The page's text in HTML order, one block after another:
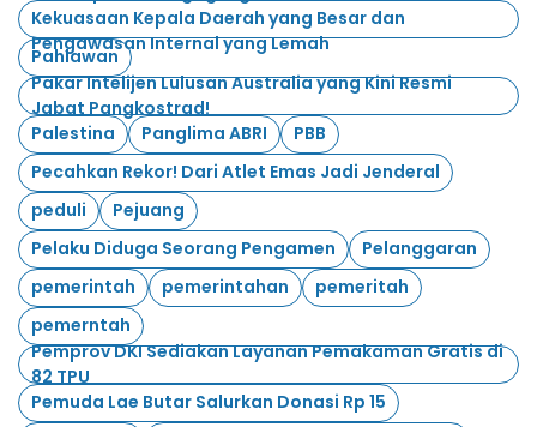
Kekuasaan Kepala Daerah yang Besar dan
Pengawasan Internal yang Lemah
Pahlawan
Pakar Intelijen Lulusan Australia yang Kini Resmi
Jabat Pangkostrad!
Palestina
Panglima ABRI
PBB
Pecahkan Rekor! Dari Atlet Emas Jadi Jenderal
peduli
Pejuang
Pelaku Diduga Seorang Pengamen
Pelanggaran
pemerintah
pemerintahan
pemeritah
pemerntah
Pemprov DKI Sediakan Layanan Pemakaman Gratis di
82 TPU
Pemuda Lae Butar Salurkan Donasi Rp 15